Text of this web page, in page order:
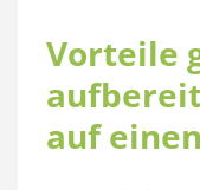
Vorteile
auf